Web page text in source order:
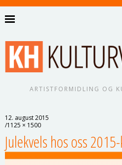
ARTISTFORMIDLING OG
12. august 2015
1125 × 1500
Julekvels hos oss